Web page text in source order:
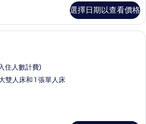
選擇日期以查看價格
三人房 | 客房內保險箱、書桌、遮光
住人數計費)
雙人床和 1 張單人床